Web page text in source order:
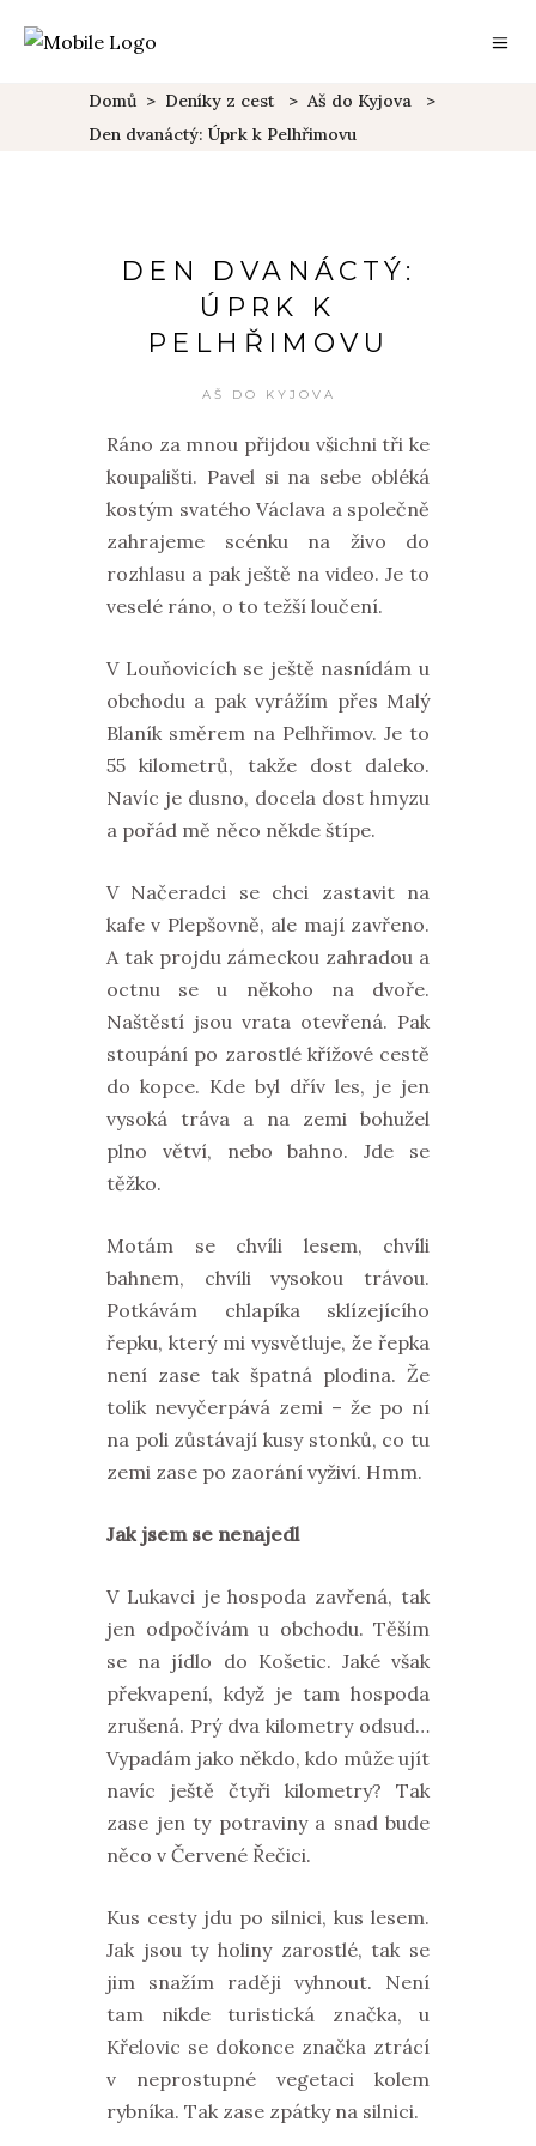
Domů > Deníky z cest > Aš do Kyjova
>
Den dvanáctý: Úprk k Pelhřimovu
DEN DVANÁCTÝ:
ÚPRK K
PELHŘIMOVU
AŠ DO KYJOVA
Ráno za mnou přijdou všichni tři ke
koupališti. Pavel si na sebe obléká
kostým svatého Václava a společně
zahrajeme scénku na živo do
rozhlasu a pak ještě na video. Je to
veselé ráno, o to težší loučení.
V Louňovicích se ještě nasnídám u
obchodu a pak vyrážím přes Malý
Blaník směrem na Pelhřimov. Je to
55 kilometrů, takže dost daleko.
Navíc je dusno, docela dost hmyzu
a pořád mě něco někde štípe.
V Načeradci se chci zastavit na
kafe v Plepšovně, ale mají zavřeno.
A tak projdu zámeckou zahradou a
octnu se u někoho na dvoře.
Naštěstí jsou vrata otevřená. Pak
stoupání po zarostlé křížové cestě
do kopce. Kde byl dřív les, je jen
vysoká tráva a na zemi bohužel
plno větví, nebo bahno. Jde se
těžko.
Motám se chvíli lesem, chvíli
bahnem, chvíli vysokou trávou.
Potkávám chlapíka sklízejícího
řepku, který mi vysvětluje, že řepka
není zase tak špatná plodina. Že
tolik nevyčerpává zemi – že po ní
na poli zůstávají kusy stonků, co tu
zemi zase po zaorání vyživí. Hmm.
Jak jsem se nenajedl
V Lukavci je hospoda zavřená, tak
jen odpočívám u obchodu. Těším
se na jídlo do Košetic. Jaké však
překvapení, když je tam hospoda
zrušená. Prý dva kilometry odsud…
Vypadám jako někdo, kdo může ujít
navíc ještě čtyři kilometry? Tak
zase jen ty potraviny a snad bude
něco v Červené Řečici.
Kus cesty jdu po silnici, kus lesem.
Jak jsou ty holiny zarostlé, tak se
jim snažím raději vyhnout. Není
tam nikde turistická značka, u
Křelovic se dokonce značka ztrácí
v neprostupné vegetaci kolem
rybníka. Tak zase zpátky na silnici.